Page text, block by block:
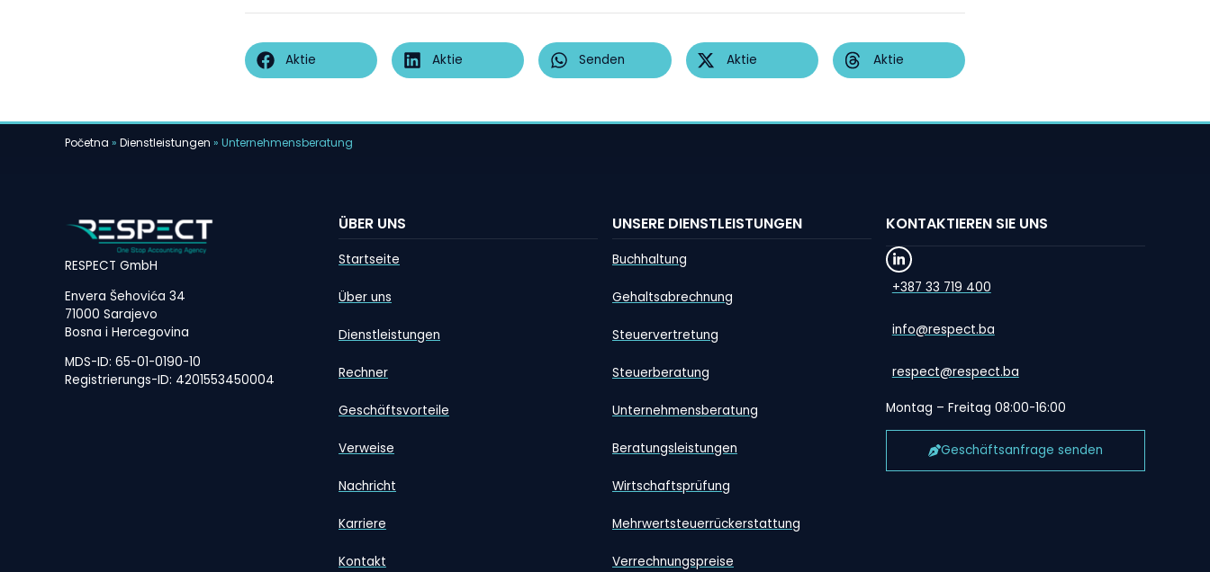
Aktie Aktie Senden Aktie Aktie
Početna » Dienstleistungen » Unternehmensberatung
RESPECT GmbH
Envera Šehovića 34
71000 Sarajevo
Bosna i Hercegovina
MDS-ID: 65-01-0190-10
Registrierungs-ID: 4201553450004
ÜBER UNS
Startseite
Über uns
Dienstleistungen
Rechner
Geschäftsvorteile
Verweise
Nachricht
Karriere
Kontakt
UNSERE DIENSTLEISTUNGEN
Buchhaltung
Gehaltsabrechnung
Steuervertretung
Steuerberatung
Unternehmensberatung
Beratungsleistungen
Wirtschaftsprüfung
Mehrwertsteuerrückerstattung
Verrechnungspreise
KONTAKTIEREN SIE UNS
+387 33 719 400
info@respect.ba
respect@respect.ba
Montag – Freitag 08:00-16:00
Geschäftsanfrage senden